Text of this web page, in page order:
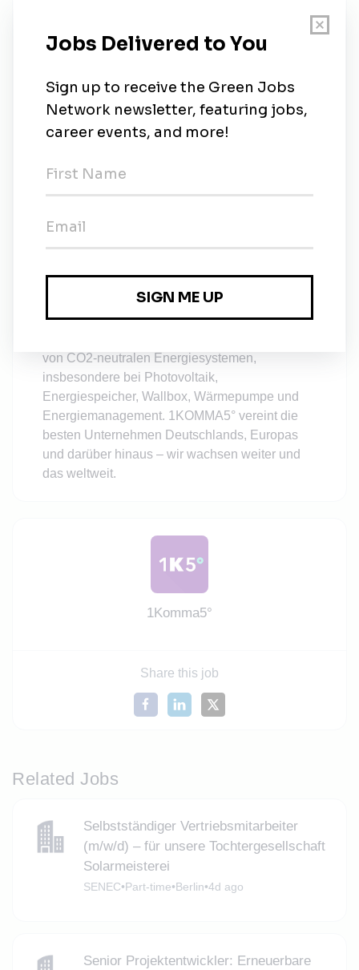
Mobilitätswende” und leistest einen
Sei aktiv und nutze das Angebot von über
7.600 Sportpartnern mit demEGYM-
Wellpass
Futurebens
Über uns
und über unsere KI-basierte Software Plattform
Heartbeat AI jeden an den Strommarkt der
Zukunft anzuschließen. Wir sind das
von CO2-neutralen Energiesystemen,
insbesondere bei Photovoltaik,
Energiespeicher, Wallbox, Wärmepumpe und
Energiemanagement. 1KOMMA5° vereint die
besten Unternehmen Deutschlands, Europas
und darüber hinaus – wir wachsen weiter und
das weltweit.
1Komma5°
Share this job
Related Jobs
Selbstständiger Vertriebsmitarbeiter
(m/w/d) – für unsere Tochtergesellschaft
Solarmeisterei
SENEC•Part-time•Berlin•4d ago
Senior Projektentwickler: Erneuerbare